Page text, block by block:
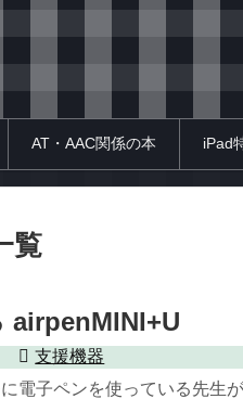
AT・AAC関係の本 iPad
覧
airpenMINI+U
支援機器
電子ペンを使っている先生